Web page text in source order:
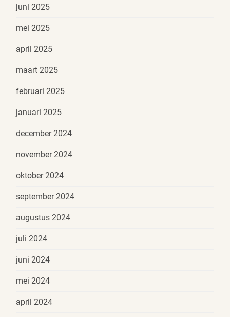
juni 2025
mei 2025
april 2025
maart 2025
februari 2025
januari 2025
december 2024
november 2024
oktober 2024
september 2024
augustus 2024
juli 2024
juni 2024
mei 2024
april 2024